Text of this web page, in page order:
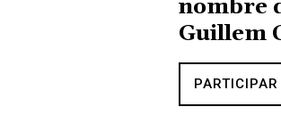
nombre
Guillem
PARTICIPAR